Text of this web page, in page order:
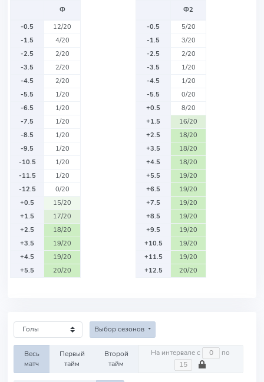
Ф
-0.5
12/20
-1.5
4/20
-2.5
2/20
-3.5
2/20
-4.5
2/20
-5.5
1/20
-6.5
1/20
-7.5
1/20
-8.5
1/20
-9.5
1/20
-10.5
1/20
-11.5
1/20
-12.5
0/20
+0.5
15/20
+1.5
17/20
+2.5
18/20
+3.5
19/20
+4.5
19/20
+5.5
20/20
Ф2
-0.5
5/20
-1.5
3/20
-2.5
2/20
-3.5
1/20
-4.5
1/20
-5.5
0/20
+0.5
8/20
+1.5
16/20
+2.5
18/20
+3.5
18/20
+4.5
18/20
+5.5
19/20
+6.5
19/20
+7.5
19/20
+8.5
19/20
+9.5
19/20
+10.5
19/20
+11.5
19/20
+12.5
20/20
Выбор сезонов
Весь
матч
Первый
тайм
Второй
тайм
На интервале с по